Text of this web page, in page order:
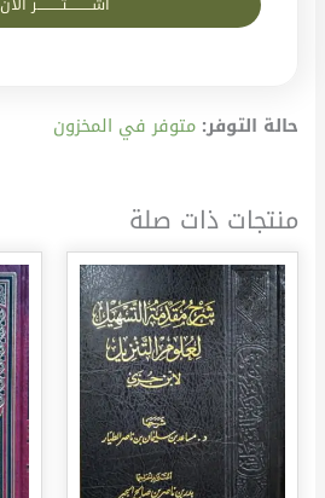
حالة التوفر: متوفر في المخزون
منتجات ذات صلة